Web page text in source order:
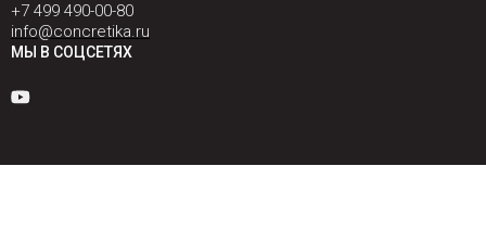
+7 499 490-00-80
info@concretika.ru
МЫ В СОЦСЕТЯХ